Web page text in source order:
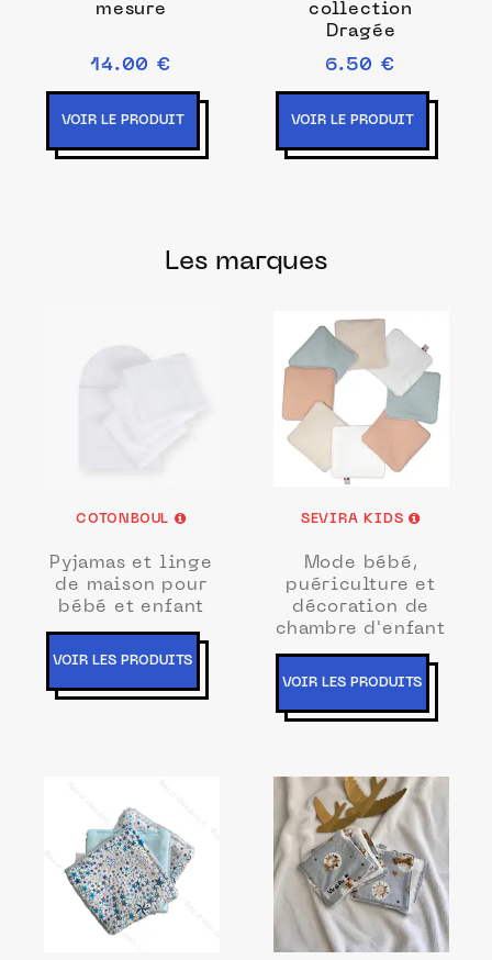
mesure
14.00 €
VOIR LE PRODUIT
collection
Dragée
6.50 €
VOIR LE PRODUIT
Les marques
COTONBOUL
Pyjamas et linge
de maison pour
bébé et enfant
VOIR LES PRODUITS
SEVIRA KIDS
Mode bébé,
puériculture et
décoration de
chambre d'enfant
VOIR LES PRODUITS